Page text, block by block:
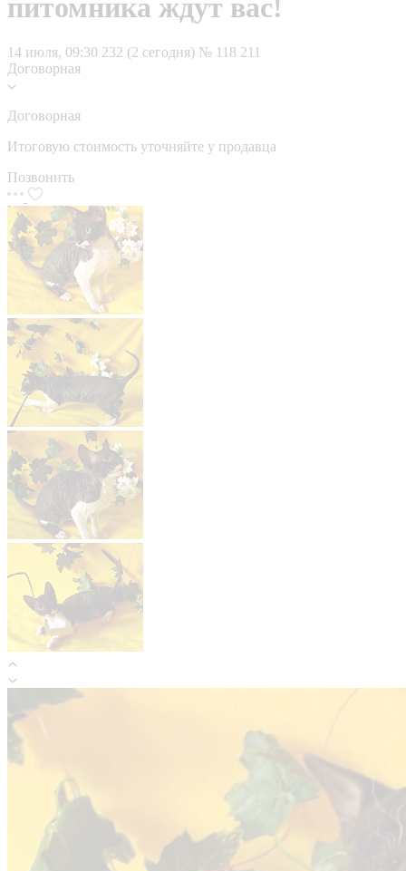
питомника ждут вас!
14 июля, 09:30 232 (2 сегодня) № 118 211
Договорная
Договорная
Итоговую стоимость уточняйте у продавца
Позвонить